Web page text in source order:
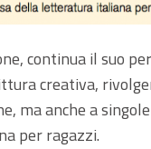
continua il suo
creativa,
ma anche a
per ragazzi.